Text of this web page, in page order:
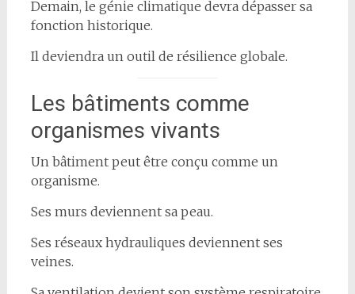
Demain, le génie climatique devra dépasser sa
fonction historique.
Il deviendra un outil de résilience globale.
Les bâtiments comme
organismes vivants
Un bâtiment peut être conçu comme un
organisme.
Ses murs deviennent sa peau.
Ses réseaux hydrauliques deviennent ses
veines.